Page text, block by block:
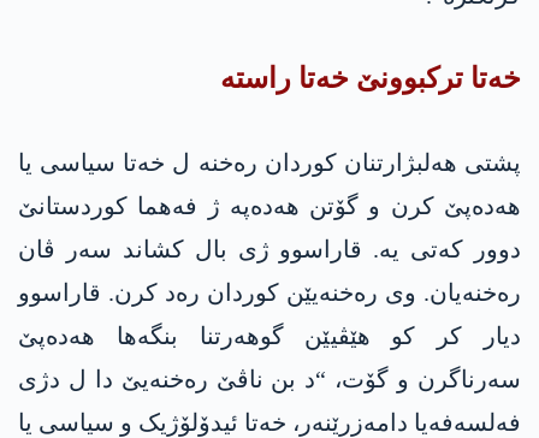
خەتا ترکبوونێ خەتا راستە
پشتی هه‌لبژارتنان کوردان رەخنە ل خەتا سیاسی یا
هه‌ده‌پێ کرن و گۆتن هه‌ده‌په‌ ژ فەهما کوردستانێ
دوور کەتی یە. قاراسوو ژی بال کشاند سەر ڤان
رەخنەیان. وی رەخنەیێن کوردان رەد کرن. قاراسوو
دیار کر کو هێڤیێن گوهەرتنا بنگەها هه‌ده‌پێ
سه‌رناگرن و گۆت، “د بن ناڤێ رەخنەیێ دا ل دژی
فەلسەفەیا دامەزرێنەر، خەتا ئیدۆلۆژیک و سیاسی یا